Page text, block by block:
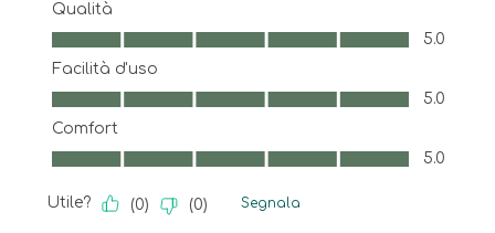
Qualità
Qualità, 5.0 su 5
5.0
Facilità d'uso
Facilità d'uso, 5.0 su 5
5.0
Comfort
Comfort, 5.0 su 5
5.0
Utile? (0) (0) Segnala